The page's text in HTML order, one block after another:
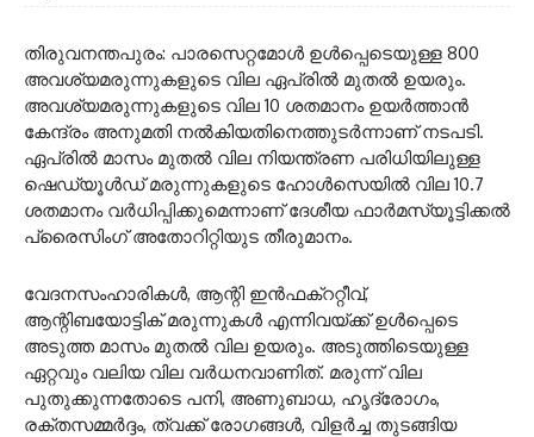
തിരുവനന്തപുരം: പാരസെറ്റമോള്‍ ഉള്‍പ്പെടെയുള്ള 800
അവശ്യമരുന്നുകളുടെ വില ഏപ്രില്‍ മുതല്‍ ഉയരും.
അവശ്യമരുന്നുകളുടെ വില 10 ശതമാനം ഉയര്‍ത്താന്‍
കേന്ദ്രം അനുമതി നല്‍കിയതിനെത്തുടര്‍ന്നാണ് നടപടി.
ഏപ്രില്‍ മാസം മുതല്‍ വില നിയന്ത്രണ പരിധിയിലുള്ള
ഷെഡ്യൂള്‍ഡ് മരുന്നുകളുടെ ഹോള്‍സെയില്‍ വില 10.7
ശതമാനം വര്‍ധിപ്പിക്കുമെന്നാണ് ദേശീയ ഫാര്‍മസ്യൂട്ടിക്കല്‍
പ്രൈസിംഗ് അതോറിറ്റിയുട തീരുമാനം.
വേദനസംഹാരികള്‍, ആന്റി ഇന്‍ഫക്ററ്റീവ്,
ആന്റിബയോട്ടിക് മരുന്നുകള്‍ എന്നിവയ്ക്ക് ഉള്‍പ്പെടെ
അടുത്ത മാസം മുതല്‍ വില ഉയരും. അടുത്തിടെയുള്ള
ഏറ്റവും വലിയ വില വര്‍ധനവാണിത്. മരുന്ന് വില
പുതുക്കുന്നതോടെ പനി, അണുബാധ, ഹൃദ്രോഗം,
രക്തസമ്മര്‍ദ്ദം, ത്വക്ക് രോഗങ്ങള്‍, വിളര്‍ച്ച തുടങ്ങിയ